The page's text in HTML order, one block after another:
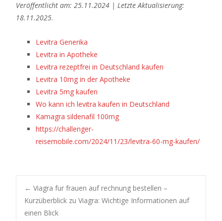
Veröffentlicht am: 25.11.2024 | Letzte Aktualisierung:
18.11.2025.
Levitra Generika
Levitra in Apotheke
Levitra rezeptfrei in Deutschland kaufen
Levitra 10mg in der Apotheke
Levitra 5mg kaufen
Wo kann ich levitra kaufen in Deutschland
Kamagra sildenafil 100mg
https://challenger-
reisemobile.com/2024/11/23/levitra-60-mg-kaufen/
Post
← Viagra fur frauen auf rechnung bestellen –
Kurzüberblick zu Viagra: Wichtige Informationen auf
einen Blick